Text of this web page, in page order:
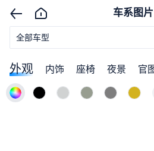
车系图片
全部车型
外观 内饰 座椅 夜景 官